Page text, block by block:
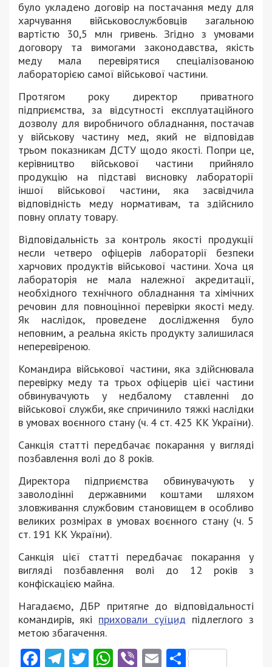
було укладено договір на постачання меду для
харчування військовослужбовців загальною
вартістю 30,5 млн гривень. Згідно з умовами
договору та вимогами законодавства, якість
меду мала перевірятися спеціалізованою
лабораторією самої військової частини.
Протягом року директор приватного
підприємства, за відсутності експлуатаційного
дозволу для виробничого обладнання, постачав
у військову частину мед, який не відповідав
трьом показникам ДСТУ щодо якості. Попри це,
керівництво військової частини прийняло
продукцію на підставі висновку лабораторії
іншої військової частини, яка засвідчила
відповідність меду нормативам, та здійснило
повну оплату товару.
Відповідальність за контроль якості продукції
несли четверо офіцерів лабораторії безпеки
харчових продуктів військової частини. Хоча ця
лабораторія не мала належної акредитації,
необхідного технічного обладнання та хімічних
речовин для повноцінної перевірки якості меду.
Як наслідок, проведене дослідження було
неповним, а реальна якість продукту залишилася
неперевіреною.
Командира військової частини, яка здійснювала
перевірку меду та трьох офіцерів цієї частини
обвинувачують у недбалому ставленні до
військової служби, яке спричинило тяжкі наслідки
в умовах воєнного стану (ч. 4 ст. 425 КК України).
Санкція статті передбачає покарання у вигляді
позбавлення волі до 8 років.
Директора підприємства обвинувачують у
заволодінні державними коштами шляхом
зловживання службовим становищем в особливо
великих розмірах в умовах воєнного стану (ч. 5
ст. 191 КК України).
Санкція цієї статті передбачає покарання у
вигляді позбавлення волі до 12 років з
конфіскацією майна.
Нагадаємо, ДБР притягне до відповідальності
командирів, які приховали суїцид підлеглого з
метою збагачення.
Facebook
Telegram
Twitter
WhatsApp
ViberEmail